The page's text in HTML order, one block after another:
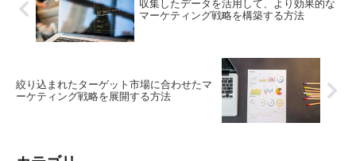
収集したデータを活用して、より効果的な
マーケティング戦略を構築する方法
絞り込まれたターゲット市場に合わせたマ
ーケティング戦略を展開する方法